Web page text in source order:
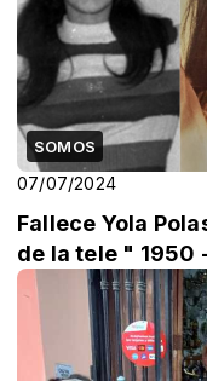
SOMOS
07/07/2024
Fallece Yola
de la tele " 1950